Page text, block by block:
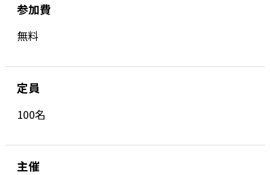
参加費
無料
定員
100名
主催